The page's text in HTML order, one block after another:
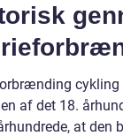
cykling
af det 18.
at den